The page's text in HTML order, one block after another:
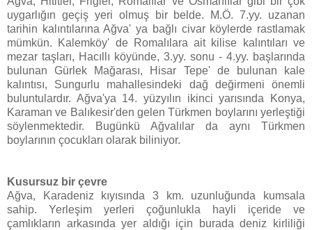
uygarlığın geçiş yeri olmuş bir belde. M.Ö. 7.yy. uzanan
tarihin kalıntılarına Ağva' ya bağlı civar köylerde rastlamak
mümkün. Kalemköy' de Romalılara ait kilise kalıntıları ve
mezar taşları, Hacıllı köyünde, 3.yy. sonu - 4.yy. başlarında
bulunan Gürlek Mağarası, Hisar Tepe' de bulunan kale
kalıntısı, Sungurlu mahallesindeki dağ değirmeni önemli
buluntulardır. Ağva'ya 14. yüzyılın ikinci yarısında Konya,
Karaman ve Balıkesir'den gelen Türkmen boylarını yerleştiği
söylenmektedir. Bugünkü Ağvalılar da aynı Türkmen
boylarının çocukları olarak biliniyor.
Kusursuz bir çevre
Ağva, Karadeniz kıyısında 3 km. uzunluğunda kumsala
sahip. Yerleşim yerleri çoğunlukla hayli içeride ve
çamlıkların arkasında yer aldığı için burada deniz kirliliği